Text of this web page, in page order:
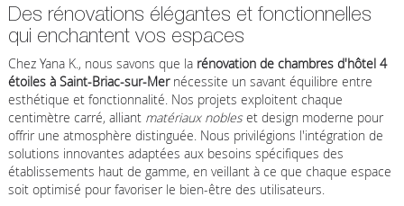
Des rénovations élégantes et fonctionnelles
qui enchantent vos espaces
Chez Yana K., nous savons que la rénovation de chambres d'hôtel 4
étoiles à Saint-Briac-sur-Mernécessite un savant équilibre entre
esthétique et fonctionnalité. Nos projets exploitent chaque
centimètre carré, alliant matériaux nobleset design moderne pour
offrir une atmosphère distinguée. Nous privilégions l'intégration de
solutions innovantes adaptées aux besoins spécifiques des
établissements haut de gamme, en veillant à ce que chaque espace
soit optimisé pour favoriser le bien-être des utilisateurs.